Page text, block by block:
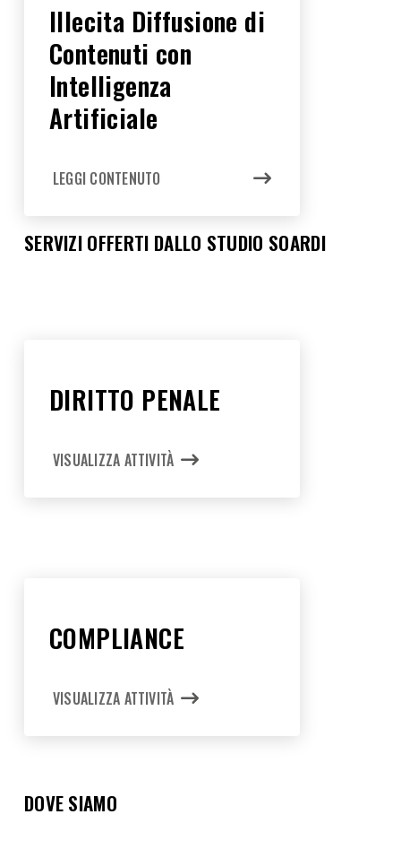
Illecita Diffusione di
Contenuti con
Intelligenza
Artificiale
LEGGI CONTENUTO
SERVIZI OFFERTI DALLO STUDIO SOARDI
DIRITTO PENALE
VISUALIZZA ATTIVITÀ
COMPLIANCE
VISUALIZZA ATTIVITÀ
DOVE SIAMO